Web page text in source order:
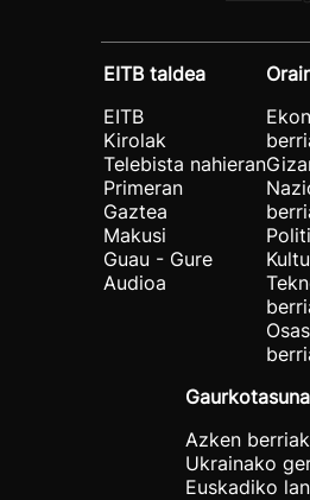
EITB taldea
EITB
Kirolak
Telebista nahieran
Primeran
Gaztea
Makusi
Guau - Gure
Audioa
Gaurkotasuna
Azken berriak
Ukrainako
Euskadiko lan